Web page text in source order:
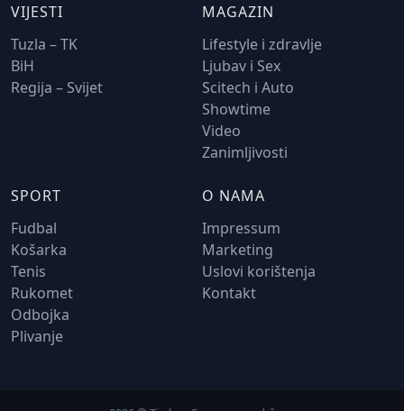
VIJESTI
Tuzla – TK
BiH
Regija – Svijet
MAGAZIN
Lifestyle i zdravlje
Ljubav i Sex
Scitech i Auto
Showtime
Video
Zanimljivosti
SPORT
Fudbal
Košarka
Tenis
Rukomet
Odbojka
Plivanje
O NAMA
Impressum
Marketing
Uslovi korištenja
Kontakt